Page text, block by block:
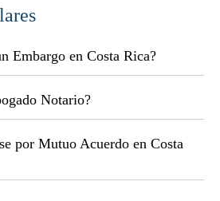
Embargo en Costa Rica?
Notario?
por Mutuo Acuerdo en Costa